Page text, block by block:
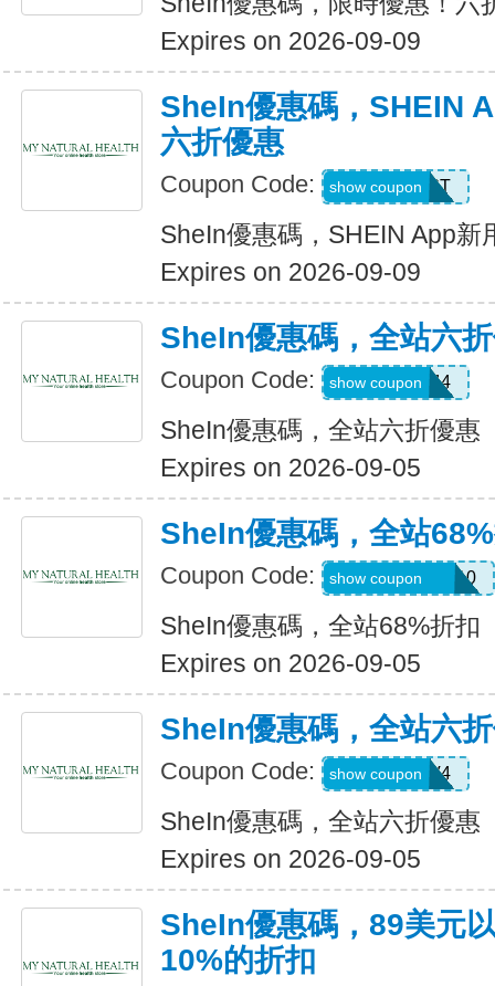
Expires on 2026-09-09
SheIn優惠碼，SHEIN
六折優惠
Coupon Code: D4K6T
show coupon
SheIn優惠碼，SHEIN App新
Expires on 2026-09-09
SheIn優惠碼，全站六
Coupon Code: V3A44
show coupon
SheIn優惠碼，全站六折優惠
Expires on 2026-09-05
SheIn優惠碼，全站
Coupon Code: uguszx26042210
show coupon
SheIn優惠碼，全站68%折扣
Expires on 2026-09-05
SheIn優惠碼，全站六
Coupon Code: LS8V4
show coupon
SheIn優惠碼，全站六折優惠
Expires on 2026-09-05
SheIn優惠碼，89美元
10%的折扣